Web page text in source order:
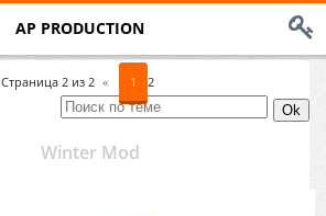
AP PRODUCTION
Страница 2 из 2 « 1 2
Winter Mod